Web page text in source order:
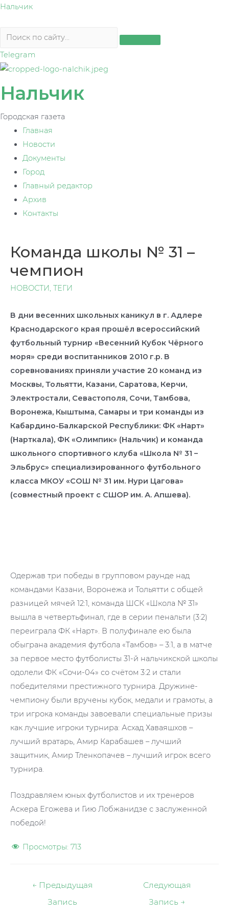
Перейти
содержимому
Нальчик
Telegram
Нальчик
Городская газета
Главная
Новости
Документы
Город
Главный редактор
Архив
Контакты
Команда школы № 31 –
чемпион
НОВОСТИ, ТЕГИ
В дни весенних школьных каникул в г. Адлере
Краснодарского края прошёл всероссийский
футбольный турнир «Весенний Кубок Чёрного
моря» среди воспитанников 2010 г.р. В
соревнованиях приняли участие 20 команд из
Москвы, Тольятти, Казани, Саратова, Керчи,
Электростали, Севастополя, Сочи, Тамбова,
Воронежа, Кыштыма, Самары и три команды из
Кабардино-Балкарской Республики: ФК «Нарт»
(Нарткала), ФК «Олимпик» (Нальчик) и команда
школьного спортивного клуба «Школа № 31 –
Эльбрус» специализированного футбольного
класса МКОУ «СОШ № 31 им. Нури Цагова»
(совместный проект с СШОР им. А. Апшева).
Одержав три победы в групповом раунде над
командами Казани, Воронежа и Тольятти с общей
разницей мячей 12:1, команда ШСК «Школа № 31»
вышла в четвертьфинал, где в серии пенальти (3:2)
переиграла ФК «Нарт». В полуфинале ею была
обыграна академия футбола «Тамбов» – 3:1, а в матче
за первое место футболисты 31-й нальчикской школы
одолели ФК «Сочи-04» со счётом 3:2 и стали
победителями престижного турнира. Дружине-
чемпиону были вручены кубок, медали и грамоты, а
три игрока команды завоевали специальные призы
как лучшие игроки турнира: Асхад Хаваяшхов –
лучший вратарь, Амир Карабашев – лучший
защитник, Амир Тленкопачев – лучший игрок всего
турнира.
Поздравляем юных футболистов и их тренеров
Аскера Егожева и Гию Лобжанидзе с заслуженной
победой!
Просмотры: 713
Навигация
← Предыдущая
Запись
Следующая
Запись →